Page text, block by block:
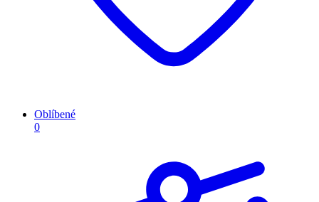
Oblíbené
0